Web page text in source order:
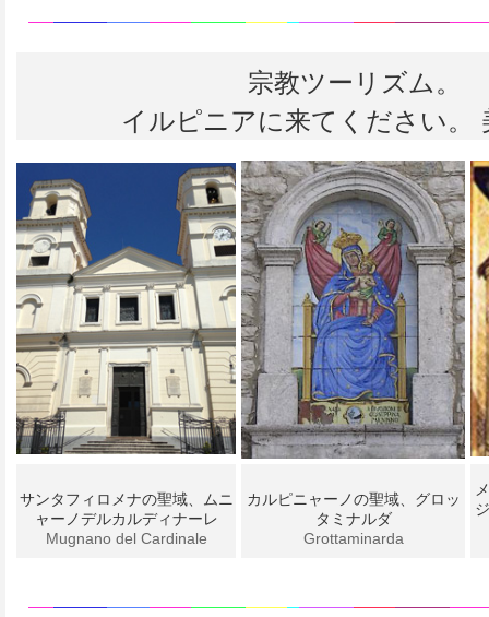
宗教ツーリズム。
イルピニアに来てください。
サンタフィロメナの聖域、ムニ
ャーノデルカルディナーレ
Mugnano del Cardinale
カルピニャーノの聖域、グロッ
タミナルダ
Grottaminarda